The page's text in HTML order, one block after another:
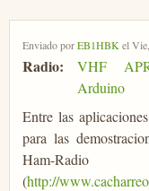
Enviado porEB1HBK el
Radio: VHF
Arduino
Entre las
para las
Ham-
(http://